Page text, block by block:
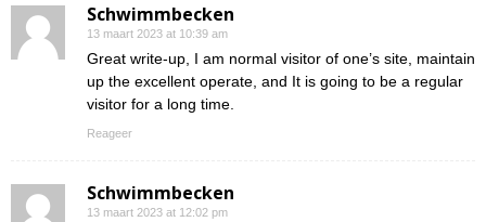
Schwimmbecken
13 maart 2023 at 10:39 am
Great write-up, I am normal visitor of one’s site, maintain
up the excellent operate, and It is going to be a regular
visitor for a long time.
Reageer
Schwimmbecken
13 maart 2023 at 12:02 pm